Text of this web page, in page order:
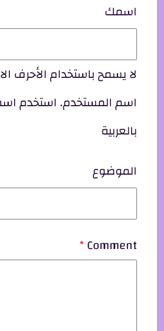
اسمك
لا يسمح باستخدام الأحرف
اسم المستخدم. استخدم
بالعربية
الموضوع
Comment